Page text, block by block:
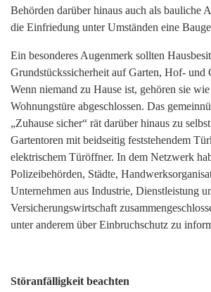
Behörden darüber hinaus auch als bauliche
die Einfriedung unter Umständen eine
Ein besonderes Augenmerk sollten
Grundstückssicherheit auf Garten, Hof- und
Wenn niemand zu Hause ist, gehören sie
Wohnungstüre abgeschlossen. Das
„Zuhause sicher“ rät darüber hinaus zu
Gartentoren mit beidseitig feststehendem
elektrischem Türöffner. In dem Netzwerk
Polizeibehörden, Städte,
Unternehmen aus Industrie, Dienstleistung
Versicherungswirtschaft
unter anderem über Einbruchschutz zu
Störanfälligkeit beachten